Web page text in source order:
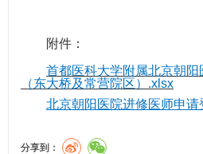
附件：
首都医科大学附属北京朝阳
（东大桥及常营院区）.xlsx
北京朝阳医院进修医师申请
分享到：